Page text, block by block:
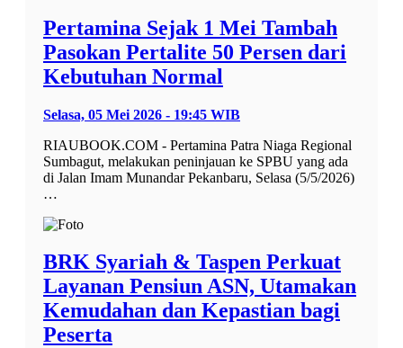
Pertamina Sejak 1 Mei Tambah
Pasokan Pertalite 50 Persen dari
Kebutuhan Normal
Selasa, 05 Mei 2026 - 19:45 WIB
RIAUBOOK.COM - Pertamina Patra Niaga Regional
Sumbagut, melakukan peninjauan ke SPBU yang ada
di Jalan Imam Munandar Pekanbaru, Selasa (5/5/2026)
…
BRK Syariah & Taspen Perkuat
Layanan Pensiun ASN, Utamakan
Kemudahan dan Kepastian bagi
Peserta